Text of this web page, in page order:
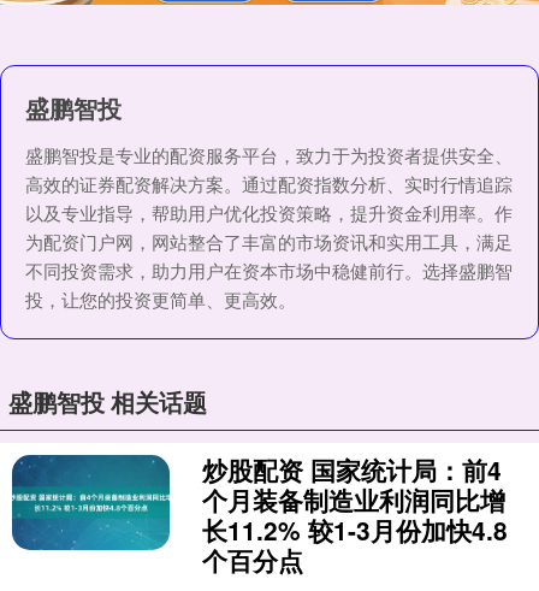
盛鹏智投
盛鹏智投是专业的配资服务平台，致力于为投资者提供安全、
高效的证券配资解决方案。通过配资指数分析、实时行情追踪
以及专业指导，帮助用户优化投资策略，提升资金利用率。作
为配资门户网，网站整合了丰富的市场资讯和实用工具，满足
不同投资需求，助力用户在资本市场中稳健前行。选择盛鹏智
投，让您的投资更简单、更高效。
盛鹏智投 相关话题
炒股配资 国家统计局：前4
个月装备制造业利润同比增
长11.2% 较1-3月份加快4.8
个百分点